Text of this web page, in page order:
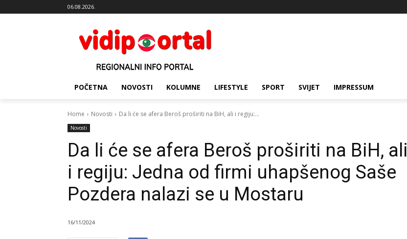
06.08.2026.
POČETNA NOVOSTI KOLUMNE LIFESTYLE SPORT SVIJET IMPRESSUM
Home Novosti Da li će se afera Beroš proširiti na BiH, ali i regiju:...
Novosti
Da li će se afera Beroš proširiti na BiH, ali
i regiju: Jedna od firmi uhapšenog Saše
Pozdera nalazi se u Mostaru
16/11/2024